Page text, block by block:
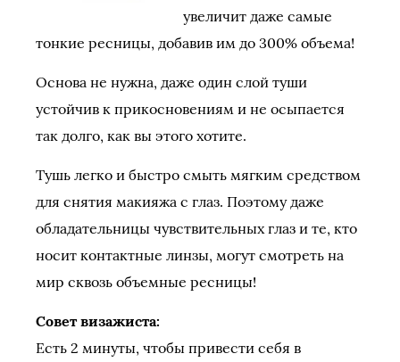
увеличит даже самые
тонкие ресницы, добавив им до 300% объема!
Основа не нужна, даже один слой туши
устойчив к прикосновениям и не осыпается
так долго, как вы этого хотите.
Тушь легко и быстро смыть мягким средством
для снятия макияжа с глаз. Поэтому даже
обладательницы чувствительных глаз и те, кто
носит контактные линзы, могут смотреть на
мир сквозь объемные ресницы!
Совет визажиста:
Есть 2 минуты, чтобы привести себя в